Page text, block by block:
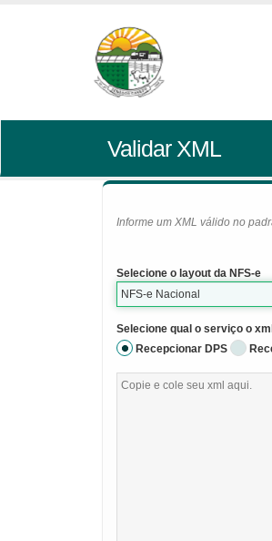
Validar XML
Informe um XML válido no
Selecione o layout da NFS-e
NFS-e Nacional
Selecione qual o serviço o
Recepcionar DPS